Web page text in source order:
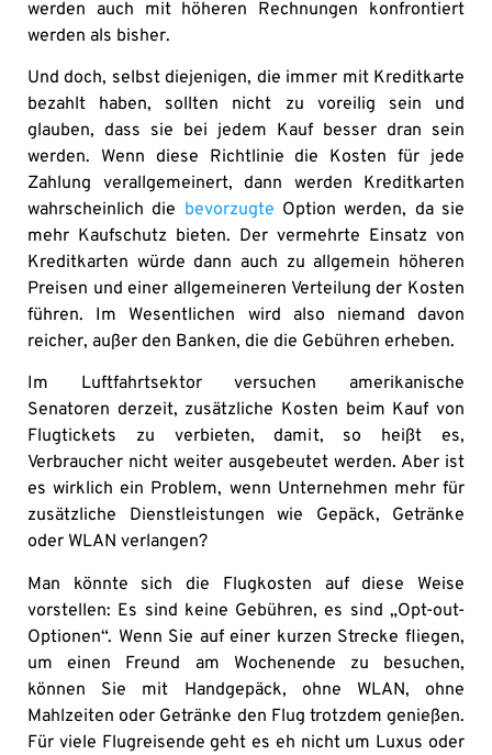
werden auch mit höheren Rechnungen konfrontiert
werden als bisher.
Und doch, selbst diejenigen, die immer mit Kreditkarte
bezahlt haben, sollten nicht zu voreilig sein und
glauben, dass sie bei jedem Kauf besser dran sein
werden. Wenn diese Richtlinie die Kosten für jede
Zahlung verallgemeinert, dann werden Kreditkarten
wahrscheinlich die bevorzugte Option werden, da sie
mehr Kaufschutz bieten. Der vermehrte Einsatz von
Kreditkarten würde dann auch zu allgemein höheren
Preisen und einer allgemeineren Verteilung der Kosten
führen. Im Wesentlichen wird also niemand davon
reicher, außer den Banken, die die Gebühren erheben.
Im Luftfahrtsektor versuchen amerikanische
Senatoren derzeit, zusätzliche Kosten beim Kauf von
Flugtickets zu verbieten, damit, so heißt es,
Verbraucher nicht weiter ausgebeutet werden. Aber ist
es wirklich ein Problem, wenn Unternehmen mehr für
zusätzliche Dienstleistungen wie Gepäck, Getränke
oder WLAN verlangen?
Man könnte sich die Flugkosten auf diese Weise
vorstellen: Es sind keine Gebühren, es sind „Opt-out-
Optionen“. Wenn Sie auf einer kurzen Strecke fliegen,
um einen Freund am Wochenende zu besuchen,
können Sie mit Handgepäck, ohne WLAN, ohne
Mahlzeiten oder Getränke den Flug trotzdem genießen.
Für viele Flugreisende geht es eh nicht um Luxus oder